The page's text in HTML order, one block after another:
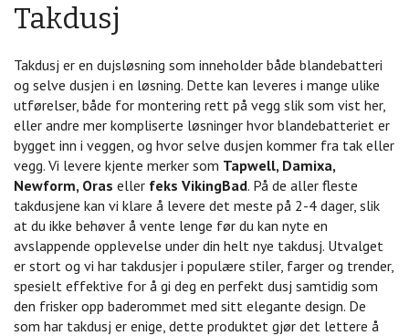
Takdusj
Takdusj er en dujsløsning som inneholder både blandebatteri
og selve dusjen i en løsning. Dette kan leveres i mange ulike
utførelser, både for montering rett på vegg slik som vist her,
eller andre mer kompliserte løsninger hvor blandebatteriet er
bygget inn i veggen, og hvor selve dusjen kommer fra tak eller
vegg. Vi levere kjente merker som Tapwell, Damixa,
Newform, Oras eller feks VikingBad. På de aller fleste
takdusjene kan vi klare å levere det meste på 2-4 dager, slik
at du ikke behøver å vente lenge før du kan nyte en
avslappende opplevelse under din helt nye takdusj. Utvalget
er stort og vi har takdusjer i populære stiler, farger og trender,
spesielt effektive for å gi deg en perfekt dusj samtidig som
den frisker opp baderommet med sitt elegante design. De
som har takdusj er enige, dette produktet gjør det lettere å